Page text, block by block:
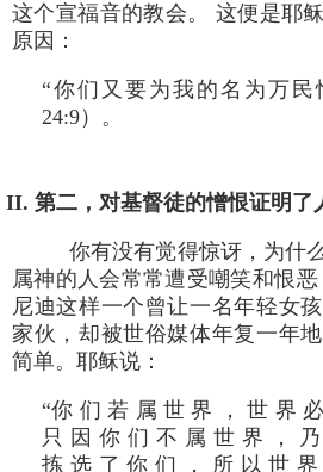
这个宣福音的教会。 这便是耶
原因：
“你们又要为我的名为万民
24:9）。
II. 第二，对基督徒的憎恨证明了
你有没有觉得惊讶，为什
属神的人会常常遭受嘲笑和恨
尼迪这样一个曾让一名年轻女
家伙，却被世俗媒体年复一年
简单。耶稣说：
“你 们 若 属 世 界 ， 世 界
只 因 你 们 不 属 世 界 ，
拣 选 了 你 们 ， 所 以 世